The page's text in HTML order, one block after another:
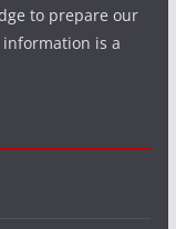
to prepare our
is a